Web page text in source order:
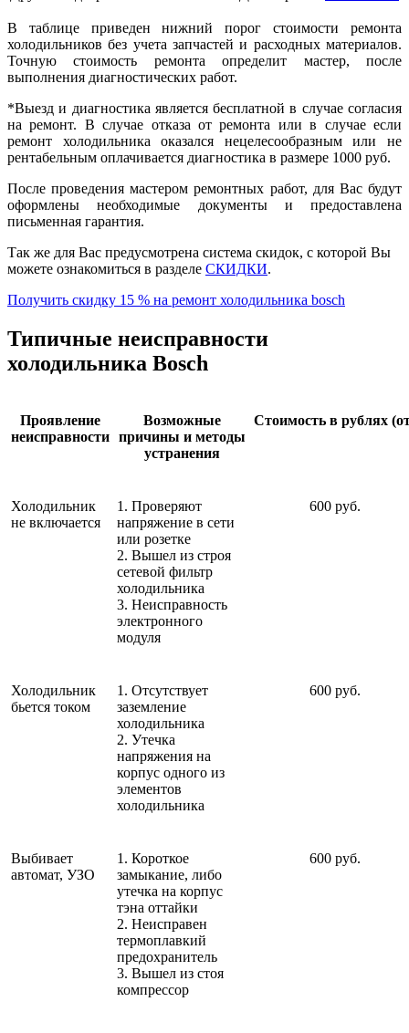
В таблице приведен нижний порог стоимости ремонта
холодильников без учета запчастей и расходных материалов.
Точную стоимость ремонта определит мастер, после
выполнения диагностических работ.
*Выезд и диагностика является бесплатной в случае согласия
на ремонт. В случае отказа от ремонта или в случае если
ремонт холодильника оказался нецелесообразным или не
рентабельным оплачивается диагностика в размере 1000 руб.
После проведения мастером ремонтных работ, для Вас будут
оформлены необходимые документы и предоставлена
письменная гарантия.
Так же для Вас предусмотрена система скидок, с которой Вы
можете ознакомиться в разделе СКИДКИ.
Получить скидку 15 % на ремонт холодильника bosch
Типичные неисправности
холодильника Bosch
Проявление
неисправности
Возможные
причины и методы
устранения
Стоимость в рублях
Холодильник
не включается
1. Проверяют
напряжение в сети
или розетке
2. Вышел из строя
сетевой фильтр
холодильника
3. Неисправность
электронного
модуля
600 руб.
Холодильник
бьется током
1. Отсутствует
заземление
холодильника
2. Утечка
напряжения на
корпус одного из
элементов
холодильника
600 руб.
Выбивает
автомат, УЗО
1. Короткое
замыкание, либо
утечка на корпус
тэна оттайки
2. Неисправен
термоплавкий
предохранитель
3. Вышел из стоя
компрессор
600 руб.